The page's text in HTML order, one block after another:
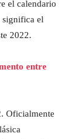
el calendario
significa el
2022.
entre
Oficialmente